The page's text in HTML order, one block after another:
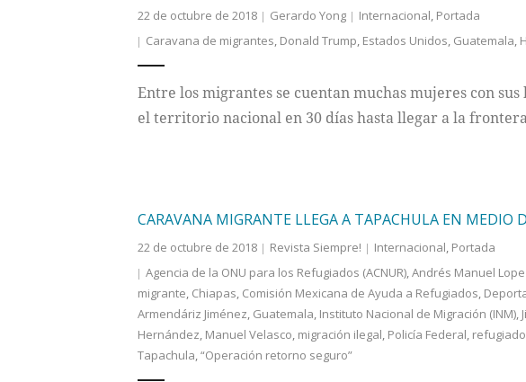
22 de octubre de 2018 Gerardo Yong Internacional, Portada
Caravana de migrantes, Donald Trump, Estados Unidos, Guatemala,
Entre los migrantes se cuentan muchas mujeres con
el territorio nacional en 30 días hasta llegar a la
CARAVANA MIGRANTE LLEGA A TAPACHULA EN MEDIO
22 de octubre de 2018 Revista Siempre! Internacional, Portada
Agencia de la ONU para los Refugiados (ACNUR),Andrés Manuel
migrante, Chiapas, Comisión Mexicana de Ayuda a Refugiados,
Armendáriz Jiménez, Guatemala, Instituto Nacional de Migración (INM),
Hernández, Manuel Velasco, migración ilegal, Policía Federal,
Tapachula,“Operación retorno seguro”